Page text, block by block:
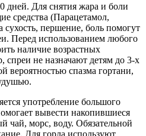
дней. Для снятия жара и боли
средства (Парацетамол,
першение, боль помогут
Перед использованием любого
наличие возрастных
спреи не назначают детям до 3-х
вероятностью спазма гортани,
употребление большого
вывести накопившиеся
чай, морс, воду. Обязательной
Для горла используют